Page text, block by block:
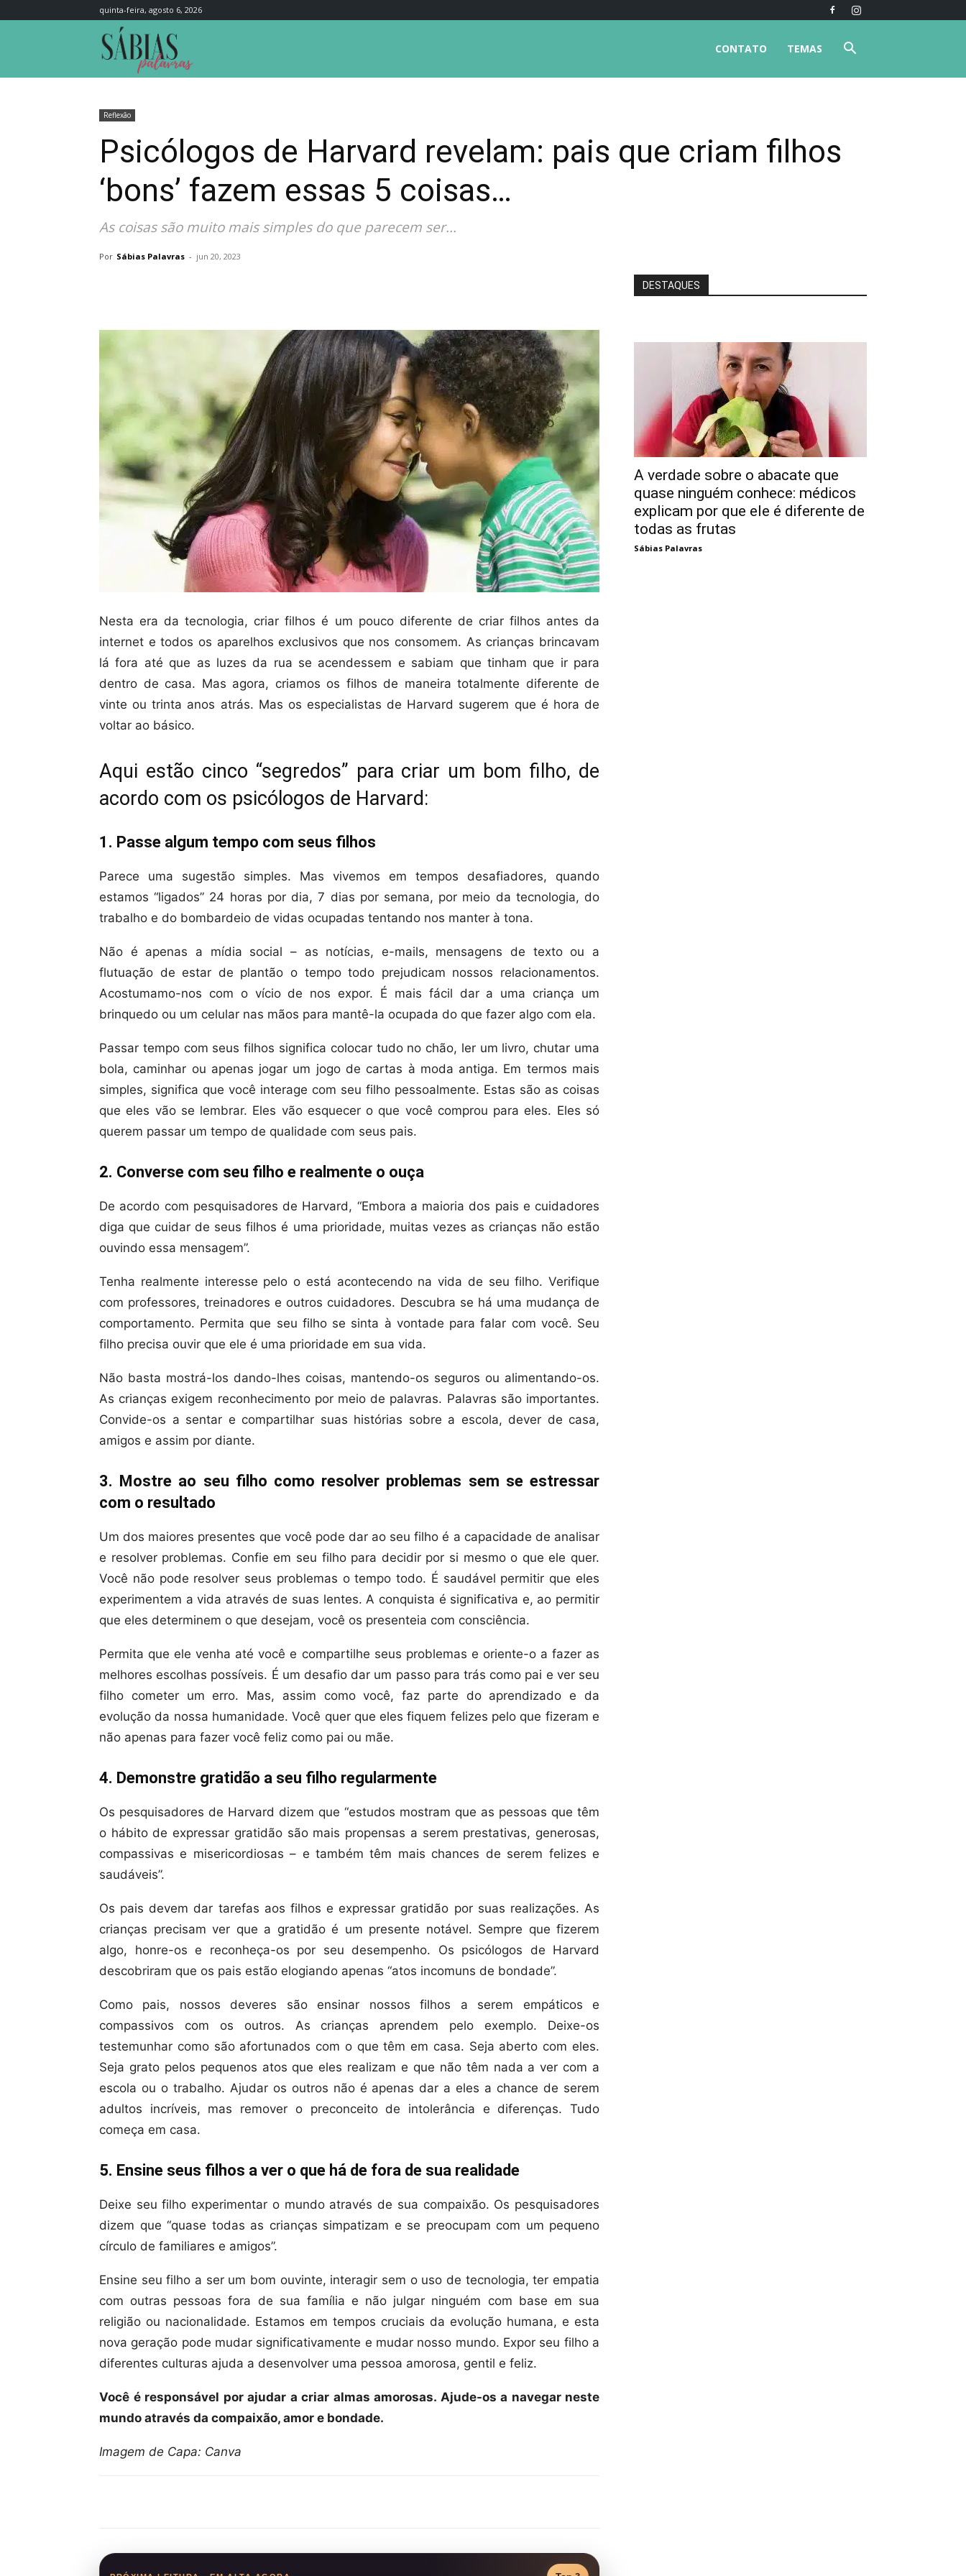
quinta-feira, agosto 6, 2026
TEMAS
CONTATO
Reflexão
Psicólogos de Harvard revelam: pais que criam filhos
‘bons’ fazem essas 5 coisas…
As coisas são muito mais simples do que parecem ser...
Por Sábias Palavras - jun 20, 2023
Nesta era da tecnologia, criar filhos é um pouco diferente de criar filhos antes da
internet e todos os aparelhos exclusivos que nos consomem. As crianças brincavam
lá fora até que as luzes da rua se acendessem e sabiam que tinham que ir para
dentro de casa. Mas agora, criamos os filhos de maneira totalmente diferente de
vinte ou trinta anos atrás. Mas os especialistas de Harvard sugerem que é hora de
voltar ao básico.
Aqui estão cinco “segredos” para criar um bom filho, de
acordo com os psicólogos de Harvard:
1. Passe algum tempo com seus filhos
Parece uma sugestão simples. Mas vivemos em tempos desafiadores, quando
estamos “ligados” 24 horas por dia, 7 dias por semana, por meio da tecnologia, do
trabalho e do bombardeio de vidas ocupadas tentando nos manter à tona.
Não é apenas a mídia social – as notícias, e-mails, mensagens de texto ou a
flutuação de estar de plantão o tempo todo prejudicam nossos relacionamentos.
Acostumamo-nos com o vício de nos expor. É mais fácil dar a uma criança um
brinquedo ou um celular nas mãos para mantê-la ocupada do que fazer algo com ela.
Passar tempo com seus filhos significa colocar tudo no chão, ler um livro, chutar uma
bola, caminhar ou apenas jogar um jogo de cartas à moda antiga. Em termos mais
simples, significa que você interage com seu filho pessoalmente. Estas são as coisas
que eles vão se lembrar. Eles vão esquecer o que você comprou para eles. Eles só
querem passar um tempo de qualidade com seus pais.
2. Converse com seu filho e realmente o ouça
De acordo com pesquisadores de Harvard, “Embora a maioria dos pais e cuidadores
diga que cuidar de seus filhos é uma prioridade, muitas vezes as crianças não estão
ouvindo essa mensagem”.
Tenha realmente interesse pelo o está acontecendo na vida de seu filho. Verifique
com professores, treinadores e outros cuidadores. Descubra se há uma mudança de
comportamento. Permita que seu filho se sinta à vontade para falar com você. Seu
filho precisa ouvir que ele é uma prioridade em sua vida.
Não basta mostrá-los dando-lhes coisas, mantendo-os seguros ou alimentando-os.
As crianças exigem reconhecimento por meio de palavras. Palavras são importantes.
Convide-os a sentar e compartilhar suas histórias sobre a escola, dever de casa,
amigos e assim por diante.
3. Mostre ao seu filho como resolver problemas sem se estressar
com o resultado
Um dos maiores presentes que você pode dar ao seu filho é a capacidade de analisar
e resolver problemas. Confie em seu filho para decidir por si mesmo o que ele quer.
Você não pode resolver seus problemas o tempo todo. É saudável permitir que eles
experimentem a vida através de suas lentes. A conquista é significativa e, ao permitir
que eles determinem o que desejam, você os presenteia com consciência.
Permita que ele venha até você e compartilhe seus problemas e oriente-o a fazer as
melhores escolhas possíveis. É um desafio dar um passo para trás como pai e ver seu
filho cometer um erro. Mas, assim como você, faz parte do aprendizado e da
evolução da nossa humanidade. Você quer que eles fiquem felizes pelo que fizeram e
não apenas para fazer você feliz como pai ou mãe.
4. Demonstre gratidão a seu filho regularmente
Os pesquisadores de Harvard dizem que “estudos mostram que as pessoas que têm
o hábito de expressar gratidão são mais propensas a serem prestativas, generosas,
compassivas e misericordiosas – e também têm mais chances de serem felizes e
saudáveis”.
Os pais devem dar tarefas aos filhos e expressar gratidão por suas realizações. As
crianças precisam ver que a gratidão é um presente notável. Sempre que fizerem
algo, honre-os e reconheça-os por seu desempenho. Os psicólogos de Harvard
descobriram que os pais estão elogiando apenas “atos incomuns de bondade”.
Como pais, nossos deveres são ensinar nossos filhos a serem empáticos e
compassivos com os outros. As crianças aprendem pelo exemplo. Deixe-os
testemunhar como são afortunados com o que têm em casa. Seja aberto com eles.
Seja grato pelos pequenos atos que eles realizam e que não têm nada a ver com a
escola ou o trabalho. Ajudar os outros não é apenas dar a eles a chance de serem
adultos incríveis, mas remover o preconceito de intolerância e diferenças. Tudo
começa em casa.
5. Ensine seus filhos a ver o que há de fora de sua realidade
Deixe seu filho experimentar o mundo através de sua compaixão. Os pesquisadores
dizem que “quase todas as crianças simpatizam e se preocupam com um pequeno
círculo de familiares e amigos”.
Ensine seu filho a ser um bom ouvinte, interagir sem o uso de tecnologia, ter empatia
com outras pessoas fora de sua família e não julgar ninguém com base em sua
religião ou nacionalidade. Estamos em tempos cruciais da evolução humana, e esta
nova geração pode mudar significativamente e mudar nosso mundo. Expor seu filho a
diferentes culturas ajuda a desenvolver uma pessoa amorosa, gentil e feliz.
Você é responsável por ajudar a criar almas amorosas. Ajude-os a navegar neste
mundo através da compaixão, amor e bondade.
Imagem de Capa: Canva
DESTAQUES
A verdade sobre o abacate que
quase ninguém conhece: médicos
explicam por que ele é diferente de
todas as frutas
Sábias Palavras